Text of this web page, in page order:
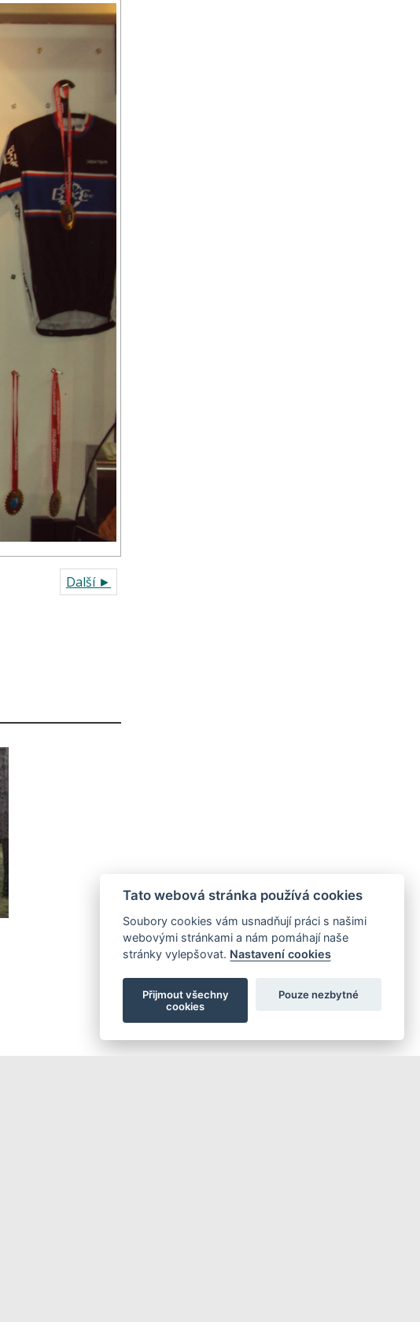
Další ►
Tato webová stránka používá cookies
Soubory cookies vám usnadňují práci s našimi
webovými stránkami a nám pomáhají naše
stránky vylepšovat. Nastavení cookies
Přijmout všechny
cookies
Pouze nezbytné